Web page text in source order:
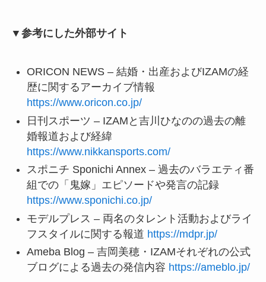
▼参考にした外部サイト
ORICON NEWS – 結婚・出産およびIZAMの経
歴に関するアーカイブ情報
https://www.oricon.co.jp/
日刊スポーツ – IZAMと吉川ひなのの過去の離
婚報道および経緯
https://www.nikkansports.com/
スポニチ Sponichi Annex – 過去のバラエティ番
組での「鬼嫁」エピソードや発言の記録
https://www.sponichi.co.jp/
モデルプレス – 両名のタレント活動およびライ
フスタイルに関する報道 https://mdpr.jp/
Ameba Blog – 吉岡美穂・IZAMそれぞれの公式
ブログによる過去の発信内容 https://ameblo.jp/